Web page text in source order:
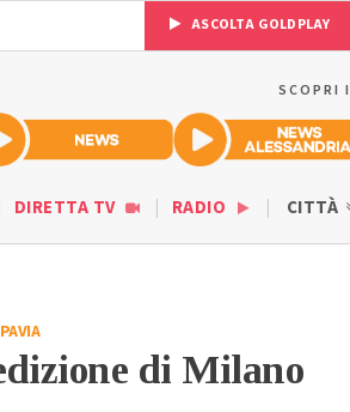
ASCOLTA GOLDPLAY
SCOPRI
DIRETTA TV RADIO CITTÀ
PAVIA
di Milano